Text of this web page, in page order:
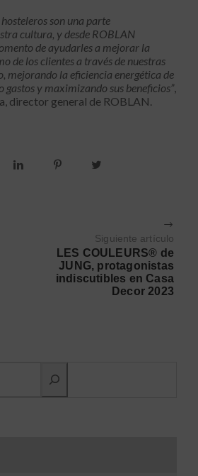
son una parte
cultura, y desde ROBLAN
de ayudarles a mejorar la
de los clientes a través de nuestras
mejorando la eficiencia energética de
gastos y maximizando sus beneficios”
director general de ROBLAN.
Siguiente artículo
LES COULEURS® de
JUNG, protagonistas
indiscutibles en Casa
Decor 2023